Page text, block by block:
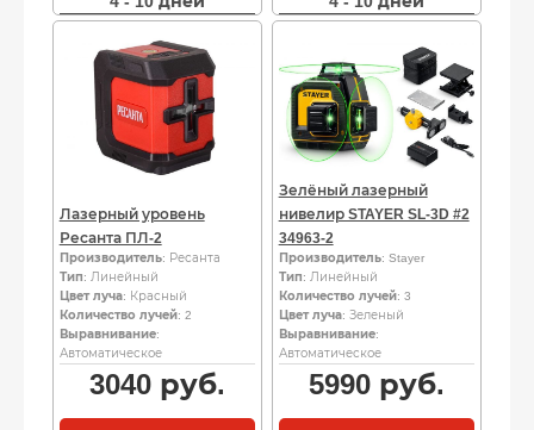
Лазерный уровень
Ресанта ПЛ-2
Производитель: Ресанта
Тип: Линейный
Цвет луча: Красный
Количество лучей: 2
Выравнивание:
Автоматическое
3040руб.
Зелёный лазерный
нивелир STAYER SL-3D #2
34963-2
Производитель: Stayer
Тип: Линейный
Количество лучей: 3
Цвет луча: Зеленый
Выравнивание:
Автоматическое
5990руб.